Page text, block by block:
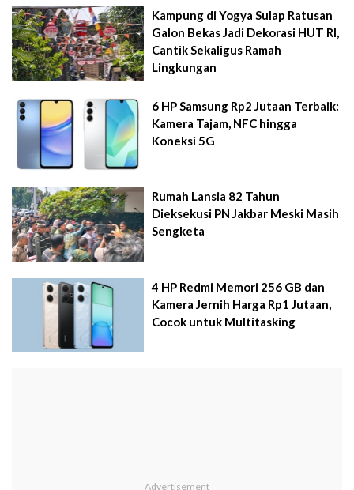
Kampung di Yogya Sulap Ratusan
Galon Bekas Jadi Dekorasi HUT RI,
Cantik Sekaligus Ramah
Lingkungan
6 HP Samsung Rp2 Jutaan Terbaik:
Kamera Tajam, NFC hingga
Koneksi 5G
Rumah Lansia 82 Tahun
Dieksekusi PN Jakbar Meski Masih
Sengketa
4 HP Redmi Memori 256 GB dan
Kamera Jernih Harga Rp1 Jutaan,
Cocok untuk Multitasking